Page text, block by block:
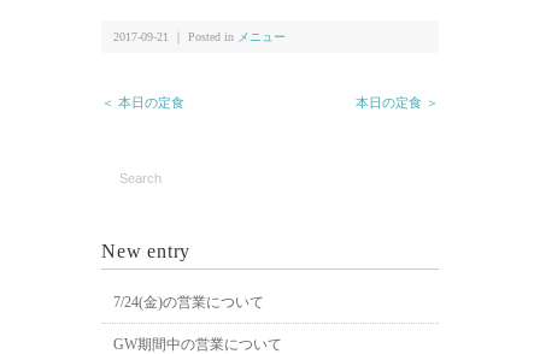
2017-09-21 ｜ Posted in メニュー
＜ 本日の定食 本日の定食 ＞
New entry
7/24(金)の営業について
GW期間中の営業について